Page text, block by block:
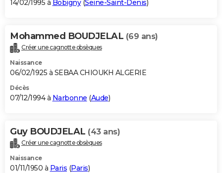
14/02/1995 à Bobigny(Seine-Saint-Denis)
Mohammed BOUDJELAL (69 ans)
Créer une cagnotte obsèques
Naissance
06/02/1925 à SEBAA CHIOUKH ALGERIE
Décès
07/12/1994 à Narbonne (Aude)
Guy BOUDJELAL (43 ans)
Créer une cagnotte obsèques
Naissance
01/11/1950 à Paris (Paris)